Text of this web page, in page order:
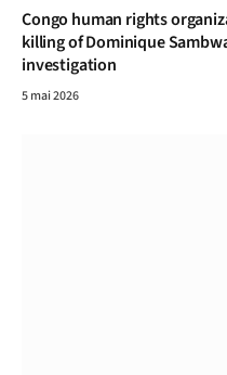
Congo human rights
killing of Dominique
investigation
5 mai 2026